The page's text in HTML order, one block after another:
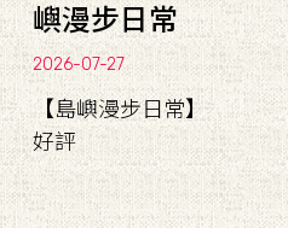
嶼漫步日常
2026-07-27
【島嶼漫步日常】
好評